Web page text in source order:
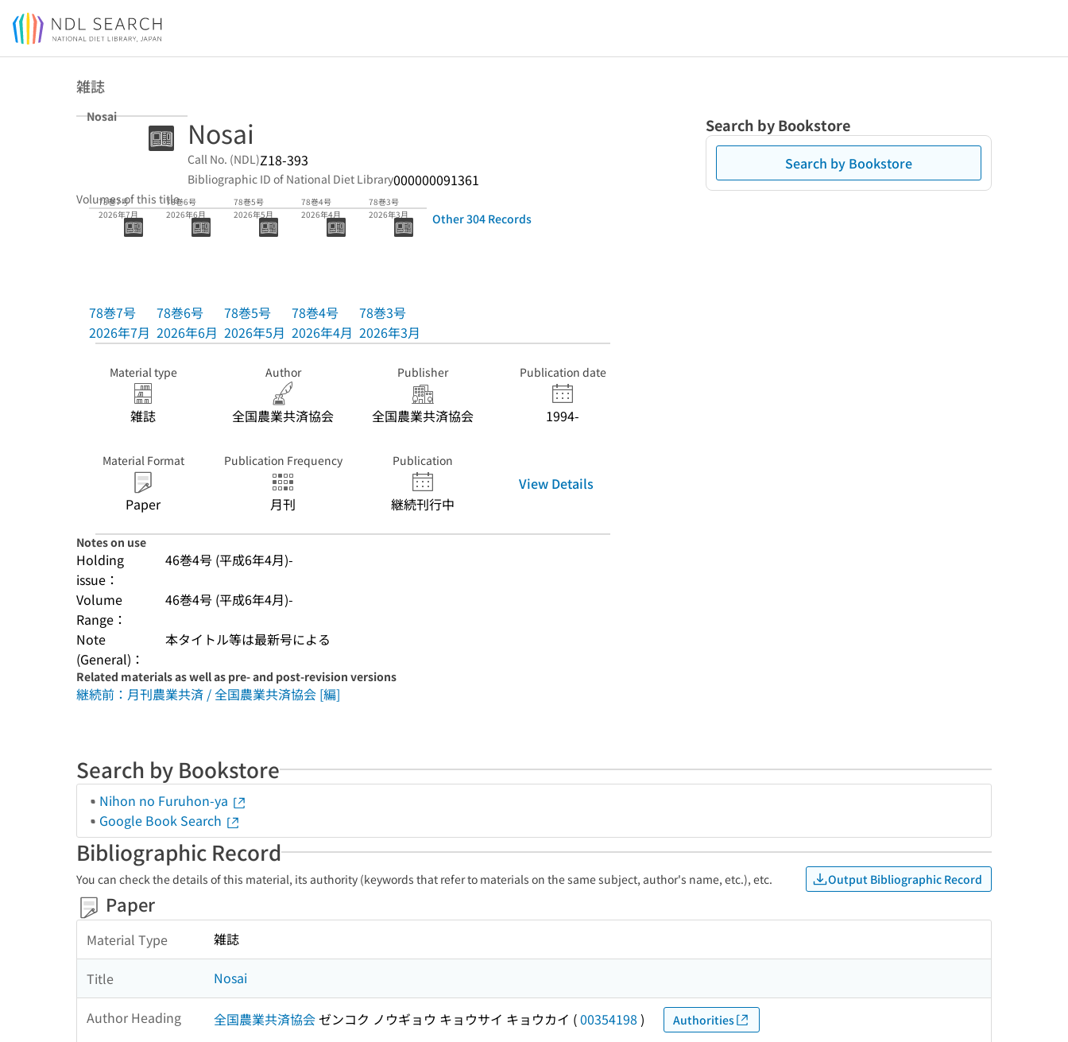
Jump to main content
雑誌
Nosai Nosai
Call No. (NDL)Z18-393
Bibliographic ID of National Diet Library000000091361
Volumes of this title
78巻7号
2026年7月
78巻7号
2026年7月
78巻6号
2026年6月
78巻6号
2026年6月
78巻5号
2026年5月
78巻5号
2026年5月
78巻4号
2026年4月
78巻4号
2026年4月
78巻3号
2026年3月
78巻3号
2026年3月
Other 304 Records
Material type
雑誌
Author
全国農業共済協会
Publisher
全国農業共済協会
Publication date
1994-
Material Format
Paper
Publication Frequency
月刊
Publication
継続刊行中
View Details
Notes on use
Holding
issue：
46巻4号 (平成6年4月)-
Volume
Range：
46巻4号 (平成6年4月)-
Note
(General)：
本タイトル等は最新号による
Related materials as well as pre- and post-revision versions
継続前：月刊農業共済 / 全国農業共済協会 [編]
Search by Bookstore
Search by Bookstore
Search by Bookstore
Nihon no Furuhon-ya
Google Book Search
Bibliographic Record
You can check the details of this material, its authority (keywords that refer to materials on the same subject, author's name, etc.), etc. Output Bibliographic Record
Paper
Material Type 雑誌
Title Nosai
Author Heading 全国農業共済協会ゼンコク ノウギョウ キョウサイ キョウカイ (00354198 ) Authorities